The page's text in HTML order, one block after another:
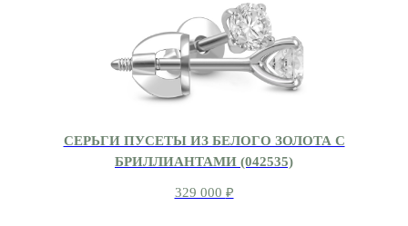
СЕРЬГИ ПУСЕТЫ ИЗ БЕЛОГО ЗОЛОТА С
БРИЛЛИАНТАМИ (042535)
329 000 ₽